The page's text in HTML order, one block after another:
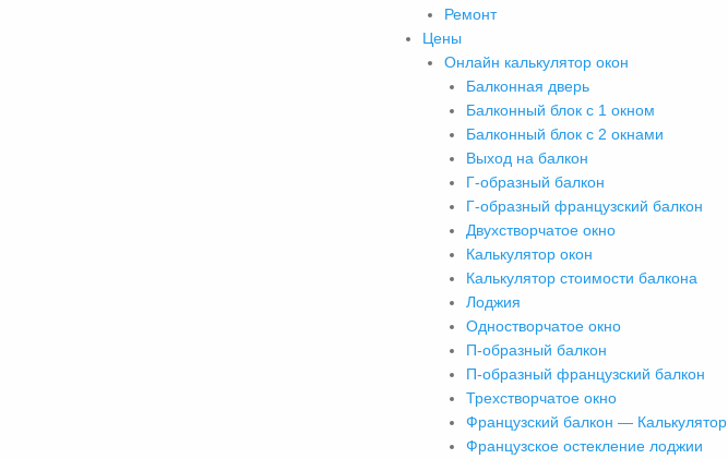
Ремонт
Цены
Онлайн калькулятор окон
Балконная дверь
Балконный блок с 1 окном
Балконный блок с 2 окнами
Выход на балкон
Г-образный балкон
Г-образный французский балкон
Двухстворчатое окно
Калькулятор окон
Калькулятор стоимости балкона
Лоджия
Одностворчатое окно
П-образный балкон
П-образный французский балкон
Трехстворчатое окно
Французский балкон — Калькулятор
Французское остекление лоджии